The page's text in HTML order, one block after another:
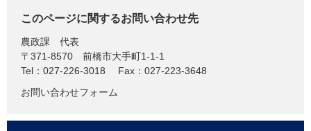
このページに関するお問い合わせ先
農政課
代表
〒371-8570
前橋市大手町1-1-1
Tel：027-226-3018
Fax：027-223-3648
お問い合わせフォーム